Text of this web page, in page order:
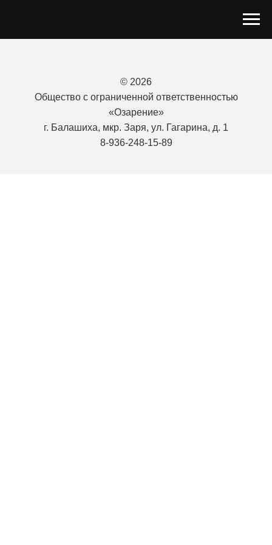
© 2026
Общество с ограниченной ответственностью
«Озарение»
г. Балашиха, мкр. Заря, ул. Гагарина, д. 1
8-936-248-15-89